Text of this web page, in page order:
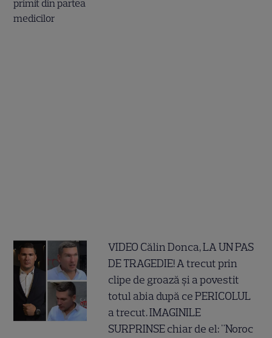
VIDEO Călin Donca, LA UN PAS
DE TRAGEDIE! A trecut prin
clipe de groază și a povestit
totul abia după ce PERICOLUL
a trecut. IMAGINILE
SURPRINSE chiar de el: "Noroc